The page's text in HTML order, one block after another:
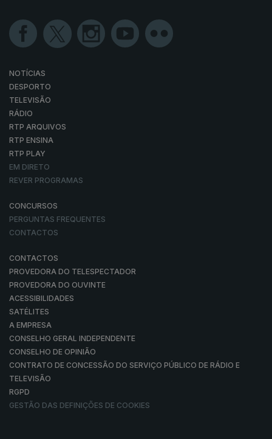
NOTÍCIAS
DESPORTO
TELEVISÃO
RÁDIO
RTP ARQUIVOS
RTP ENSINA
RTP PLAY
EM DIRETO
REVER PROGRAMAS
CONCURSOS
PERGUNTAS FREQUENTES
CONTACTOS
CONTACTOS
PROVEDORA DO TELESPECTADOR
PROVEDORA DO OUVINTE
ACESSIBILIDADES
SATÉLITES
A EMPRESA
CONSELHO GERAL INDEPENDENTE
CONSELHO DE OPINIÃO
CONTRATO DE CONCESSÃO DO SERVIÇO PÚBLICO DE RÁDIO E
TELEVISÃO
RGPD
GESTÃO DAS DEFINIÇÕES DE COOKIES